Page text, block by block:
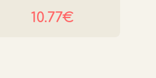
10.77€